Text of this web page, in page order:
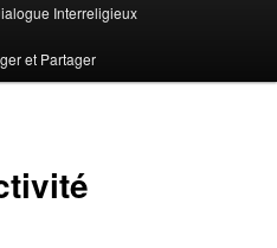
Interreligieux
et Partager